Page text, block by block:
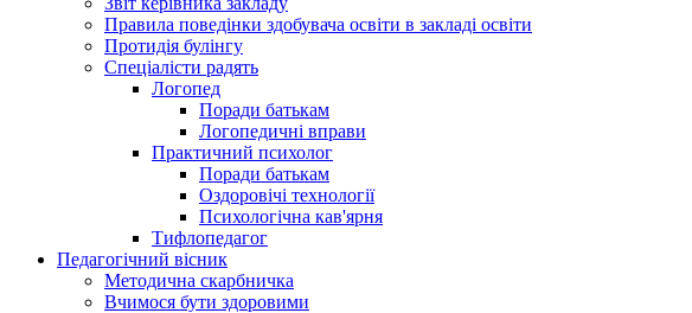
Правила поведінки здобувача освіти в закладі освіти
Протидія булінгу
Спеціалісти радять
Логопед
Поради батькам
Логопедичні вправи
Практичний психолог
Поради батькам
Оздоровічі технології
Психологічна кав'ярня
Тифлопедагог
Педагогічний вісник
Методична скарбничка
Вчимося бути здоровими